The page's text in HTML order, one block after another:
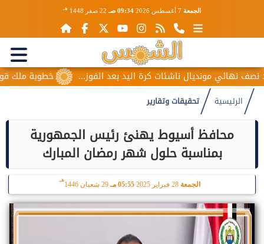
الجمعة 09:34 صـ 22 صفر 1448 هـ
خطوبة ملك قورة مونديال ناشئات كرة اليد بعد الفوز...
الرئيسية تحقيقات وتقارير
محافظ أسيوط يهنئ رئيس الجمهورية
بمناسبة حلول شهر رمضان المبارك
الجمعة 28 فبراير 2025 05:55 مـ 29 شعبان 1446
هـ